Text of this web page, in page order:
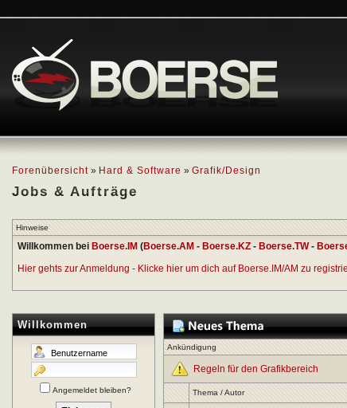
Forenübersicht » Hard & Software » Grafik/Design
Jobs & Aufträge
Hinweise
Willkommen bei Boerse.IM (Boerse.AM - Boerse.KZ - Boerse.TW-
Hier gehts zur Anmeldung - Klicke hier um dich auf Boerse.IM/AM zu
Willkommen
Angemeldet bleiben?
Ankündigung
Regeln für den Grafikbereich
Thema/Autor